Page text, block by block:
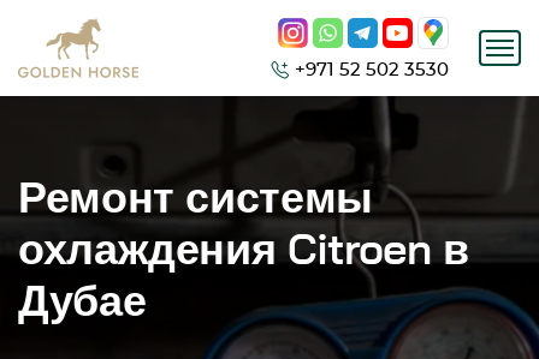
+971 52 502 3530
Ремонт системы
охлаждения Citroen в
Дубае